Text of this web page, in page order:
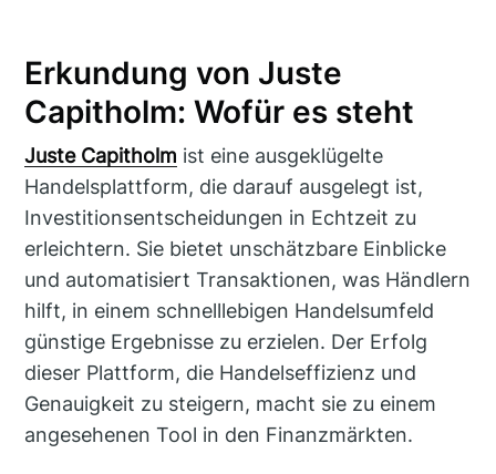
Erkundung von Juste
Capitholm: Wofür es steht
Juste Capitholm ist eine ausgeklügelte
Handelsplattform, die darauf ausgelegt ist,
Investitionsentscheidungen in Echtzeit zu
erleichtern. Sie bietet unschätzbare Einblicke
und automatisiert Transaktionen, was Händlern
hilft, in einem schnelllebigen Handelsumfeld
günstige Ergebnisse zu erzielen. Der Erfolg
dieser Plattform, die Handelseffizienz und
Genauigkeit zu steigern, macht sie zu einem
angesehenen Tool in den Finanzmärkten.